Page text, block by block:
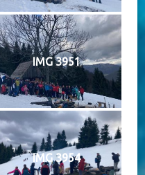
IMG 3951
IMG 3954